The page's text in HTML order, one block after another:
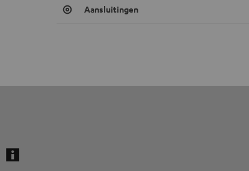
Aansluitingen